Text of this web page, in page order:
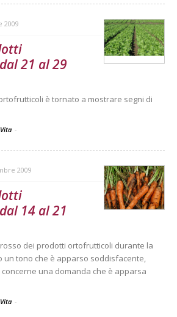
2009
21 al 29
è tornato a mostrare segni di
-
2009
14 al 21
dei prodotti ortofrutticoli durante la
un tono che è apparso soddisfacente,
una domanda che è apparsa
-